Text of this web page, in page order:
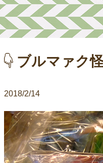
ブルマァク
2018/2/14